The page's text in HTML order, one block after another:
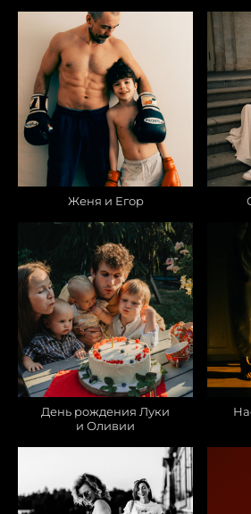
Женя и Егор
День рождения Луки
и Оливии